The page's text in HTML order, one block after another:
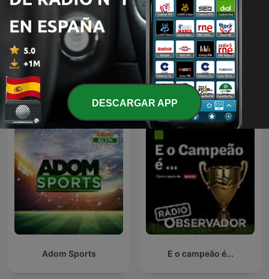
El Pulso del Fútbol L'After Foot
Adom Sports E o campeão é...
DESCARGAR APP